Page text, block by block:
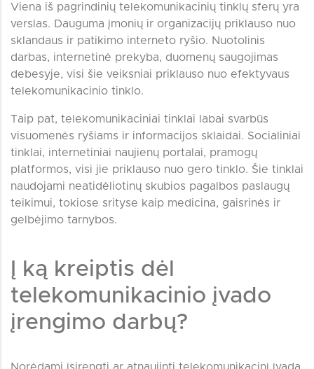
Viena iš pagrindinių telekomunikacinių tinklų sferų yra
verslas. Dauguma įmonių ir organizacijų priklauso nuo
sklandaus ir patikimo interneto ryšio. Nuotolinis
darbas, internetinė prekyba, duomenų saugojimas
debesyje, visi šie veiksniai priklauso nuo efektyvaus
telekomunikacinio tinklo.
Taip pat, telekomunikaciniai tinklai labai svarbūs
visuomenės ryšiams ir informacijos sklaidai. Socialiniai
tinklai, internetiniai naujienų portalai, pramogų
platformos, visi jie priklauso nuo gero tinklo. Šie tinklai
naudojami neatidėliotinų skubios pagalbos paslaugų
teikimui, tokiose srityse kaip medicina, gaisrinės ir
gelbėjimo tarnybos.
Į ką kreiptis dėl
telekomunikacinio įvado
įrengimo darbų?
Norėdami įsirengti ar atnaujinti telekomunikacinį įvadą,